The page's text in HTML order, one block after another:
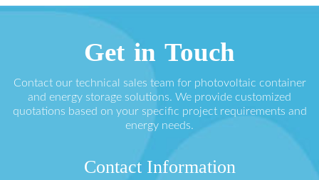
Get in Touch
Contact our technical sales team for photovoltaic container
and energy storage solutions. We provide customized
quotations based on your specific project requirements and
energy needs.
Contact Information